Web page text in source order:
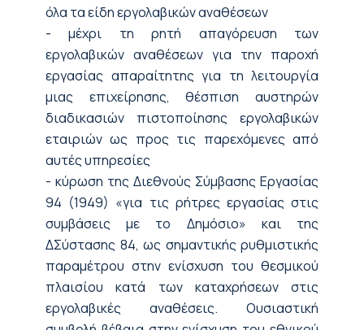
όλα τα είδη εργολαβικών αναθέσεων
- μέχρι τη ρητή απαγόρευση των
εργολαβικών αναθέσεων για την παροχή
εργασίας απαραίτητης για τη λειτουργία
μιας επιχείρησης, θέσπιση αυστηρών
διαδικασιών πιστοποίησης εργολαβικών
εταιριών ως προς τις παρεχόμενες από
αυτές υπηρεσίες
- κύρωση της Διεθνούς Σύμβασης Εργασίας
94 (1949) «για τις ρήτρες εργασίας στις
συμβάσεις με το Δημόσιο» και της
ΔΣύστασης 84, ως σημαντικής ρυθμιστικής
παραμέτρου στην ενίσχυση του θεσμικού
πλαισίου κατά των καταχρήσεων στις
εργολαβικές αναθέσεις. Ουσιαστική